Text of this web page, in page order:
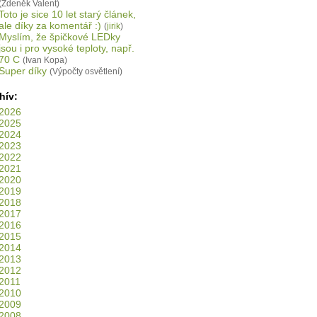
Valent)
je sice 10 let starý článek,
díky za komentář :) (jirik)
že špičkové LEDky
i pro vysoké teploty, např.
C (Ivan Kopa)
díky (Výpočty osvětlení)